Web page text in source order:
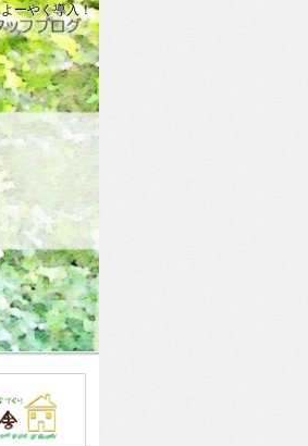
よーやく導入！